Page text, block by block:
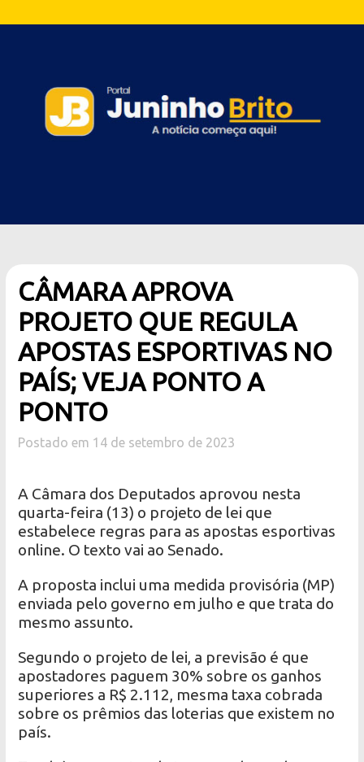
CÂMARA APROVA
PROJETO QUE REGULA
APOSTAS ESPORTIVAS NO
PAÍS; VEJA PONTO A
PONTO
Postado em 14 de setembro de 2023
A Câmara dos Deputados aprovou nesta
quarta-feira (13) o projeto de lei que
estabelece regras para as apostas esportivas
online. O texto vai ao Senado.
A proposta inclui uma medida provisória (MP)
enviada pelo governo em julho e que trata do
mesmo assunto.
Segundo o projeto de lei, a previsão é que
apostadores paguem 30% sobre os ganhos
superiores a R$ 2.112, mesma taxa cobrada
sobre os prêmios das loterias que existem no
país.